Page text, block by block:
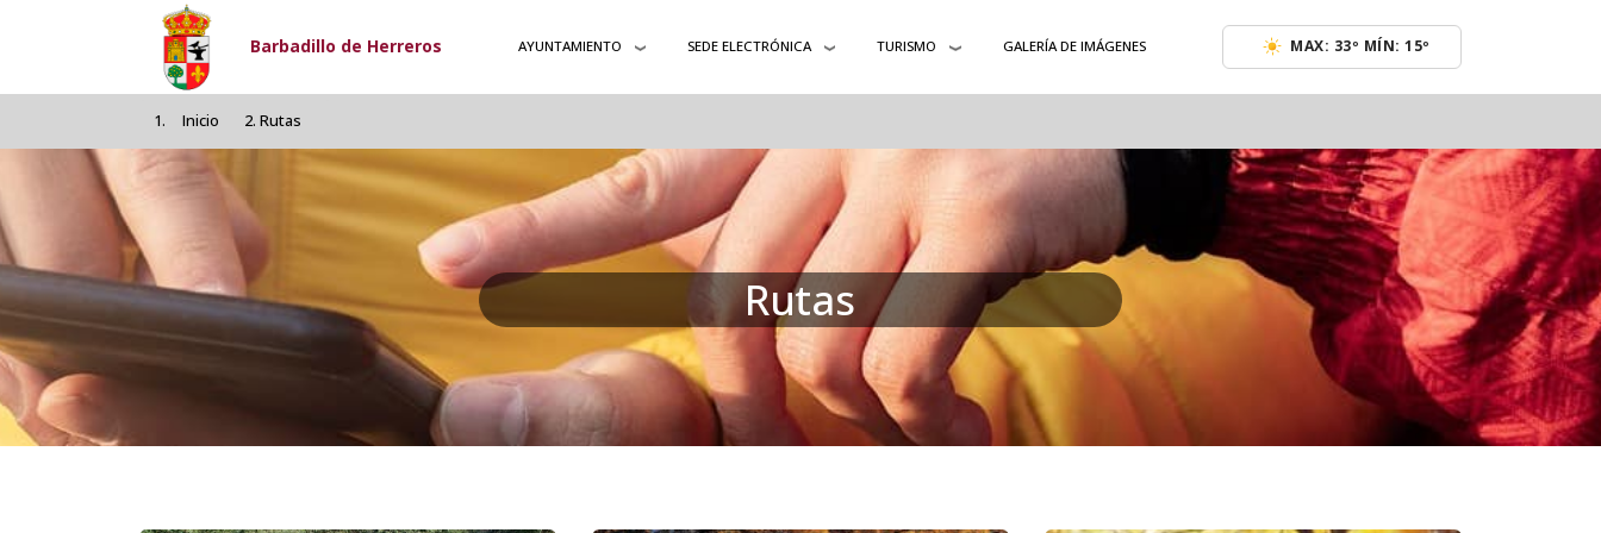
Pasar al contenido principal
Barbadillo de Herreros AYUNTAMIENTO SEDE ELECTRÓNICA TURISMO GALERÍA DE IMÁGENES MAX: 33º MÍN: 15º
Inicio Rutas
Rutas